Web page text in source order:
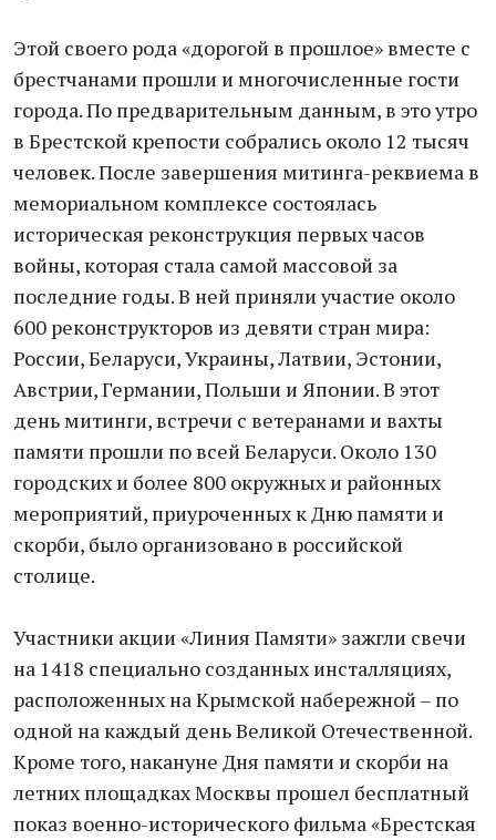
Этой своего рода «дорогой в прошлое» вместе с
брестчанами прошли и многочисленные гости
города. По предварительным данным, в это утро
в Брестской крепости собрались около 12 тысяч
человек. После завершения митинга-реквиема в
мемориальном комплексе состоялась
историческая реконструкция первых часов
войны, которая стала самой массовой за
последние годы. В ней приняли участие около
600 реконструкторов из девяти стран мира:
России, Беларуси, Украины, Латвии, Эстонии,
Австрии, Германии, Польши и Японии. В этот
день митинги, встречи с ветеранами и вахты
памяти прошли по всей Беларуси. Около 130
городских и более 800 окружных и районных
мероприятий, приуроченных к Дню памяти и
скорби, было организовано в российской
столице.
Участники акции «Линия Памяти» зажгли свечи
на 1418 специально созданных инсталляциях,
расположенных на Крымской набережной – по
одной на каждый день Великой Отечественной.
Кроме того, накануне Дня памяти и скорби на
летних площадках Москвы прошел бесплатный
показ военно-исторического фильма «Брестская